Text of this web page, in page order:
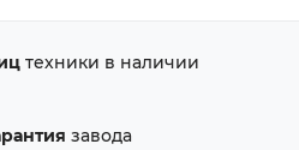
техники в наличии
завода